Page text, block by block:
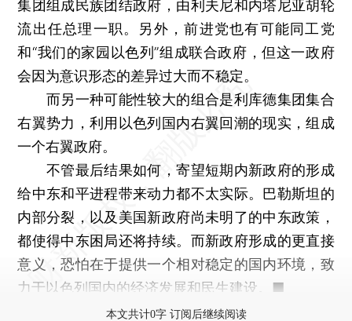
集团组成民族团结政府，由利夫尼和内塔尼亚胡轮
流出任总理一职。另外，前进党也有可能同工党
和“我们的家园以色列”组成联合政府，但这一政府
会因为意识形态的差异过大而不稳定。
而另一种可能性较大的组合是利库德集团集合
右翼势力，利用以色列国内右翼回潮的现实，组成
一个右翼政府。
不管最后结果如何，寄望短期内新政府的形成
给中东和平进程带来动力都不太实际。巴勒斯坦的
内部分裂，以及美国新政府尚未明了的中东政策，
都使得中东困局还将持续。而新政府形成的更直接
意义，恐怕在于提供一个相对稳定的国内环境，致
力于以色列国内的经济发展和民生建设。■
本文共计0字 订阅后继续阅读